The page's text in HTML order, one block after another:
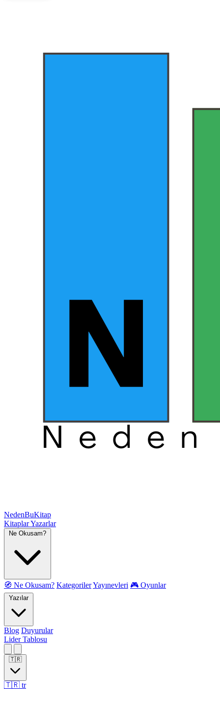
NedenBuKitap
KitaplarYazarlar
Ne Okusam?
🧭 Ne Okusam? KategorilerYayınevleri 🎮 Oyunlar
Yazılar
Blog Duyurular
Lider Tablosu
🇹🇷
🇹🇷 tr